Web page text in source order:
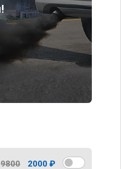
9800 2000 ₽